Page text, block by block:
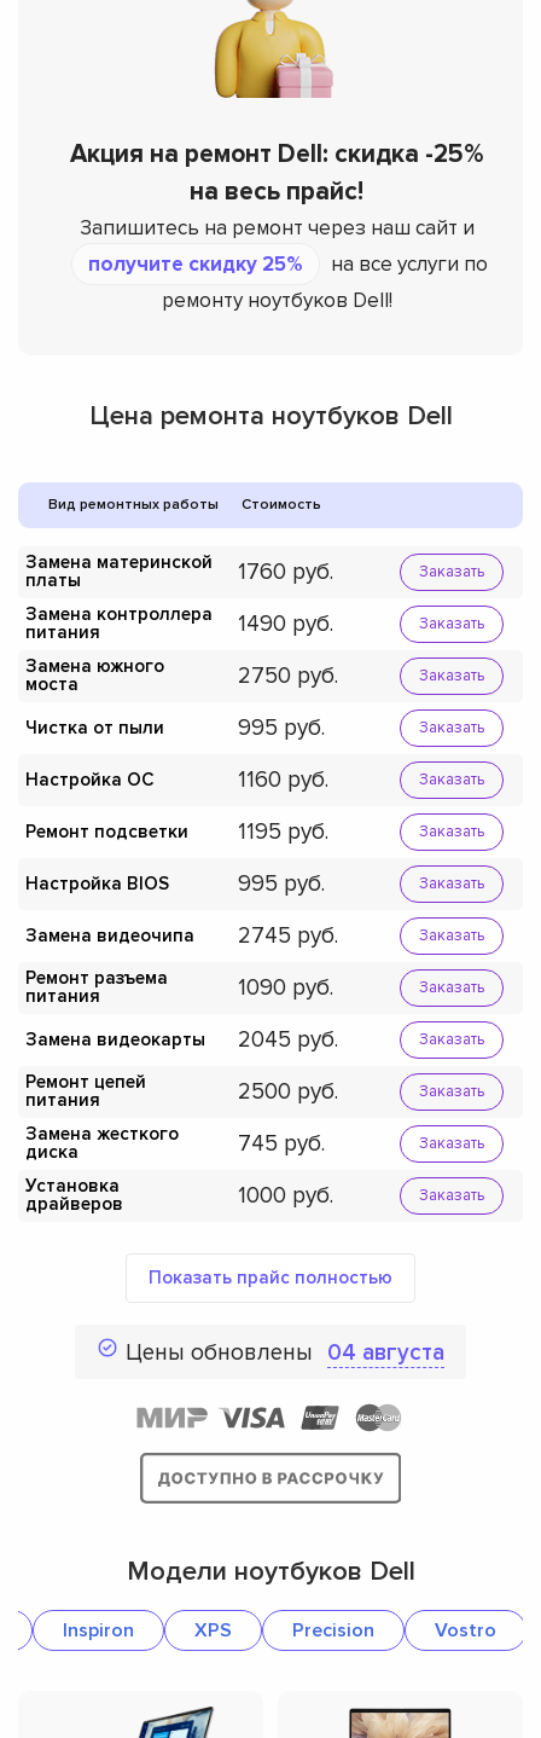
Акция на ремонт Dell: скидка -25%
на весь прайс!
Запишитесь на ремонт через наш сайт и
получите скидку 25%
на все услуги по
ремонту ноутбуков Dell!
Цена ремонта ноутбуков Dell
Вид ремонтных работы Стоимость
Замена материнской
платы
1760 Заказать
Замена контроллера
питания
1490 Заказать
Замена южного
моста
2750 Заказать
Чистка от пыли 995 Заказать
Настройка ОС 1160 Заказать
Ремонт подсветки 1195 Заказать
Настройка BIOS 995 Заказать
Замена видеочипа 2745 Заказать
Ремонт разъема
питания
1090 Заказать
Замена видеокарты 2045 Заказать
Ремонт цепей
питания
2500 Заказать
Замена жесткого
диска
745 Заказать
Установка
драйверов
1000 Заказать
Показать прайс полностью
Цены обновлены 04 августа
Модели ноутбуков Dell
Inspiron XPS Precision Vostro